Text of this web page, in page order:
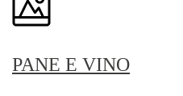
PANE E VINO